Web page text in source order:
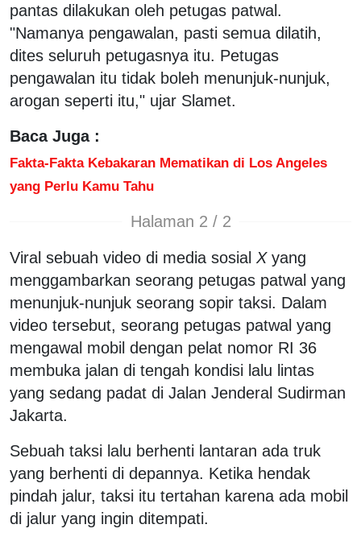
pantas dilakukan oleh petugas patwal.
"Namanya pengawalan, pasti semua dilatih,
dites seluruh petugasnya itu. Petugas
pengawalan itu tidak boleh menunjuk-nunjuk,
arogan seperti itu," ujar Slamet.
Baca Juga :
Fakta-Fakta Kebakaran Mematikan di Los Angeles
yang Perlu Kamu Tahu
Halaman 2 / 2
Viral sebuah video di media sosial Xyang
menggambarkan seorang petugas patwal yang
menunjuk-nunjuk seorang sopir taksi. Dalam
video tersebut, seorang petugas patwal yang
mengawal mobil dengan pelat nomor RI 36
membuka jalan di tengah kondisi lalu lintas
yang sedang padat di Jalan Jenderal Sudirman
Jakarta.
Sebuah taksi lalu berhenti lantaran ada truk
yang berhenti di depannya. Ketika hendak
pindah jalur, taksi itu tertahan karena ada mobil
di jalur yang ingin ditempati.